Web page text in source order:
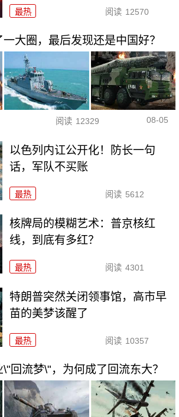
最热 阅读 12570
大圈，最后发现还是中国好？
阅读 12329 08-05
以色列内讧公开化！防长一句
话，军队不买账
最热 阅读 5612
核牌局的模糊艺术：普京核红
线，到底有多红？
最热 阅读 4301
特朗普突然关闭领事馆，高市早
苗的美梦该醒了
最热 阅读 10357
回流梦\"，为何成了回流东大？